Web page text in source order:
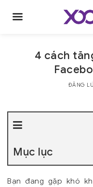
4 cách
ĐĂNG
Mục lục
Bạn đang gặp khó